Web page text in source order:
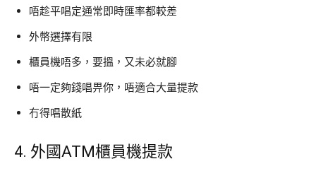
唔趁平唱定通常即時匯率都較差
外幣選擇有限
櫃員機唔多，要搵，又未必就腳
唔一定夠錢唱畀你，唔適合大量提款
冇得唱散紙
4. 外國ATM櫃員機提款